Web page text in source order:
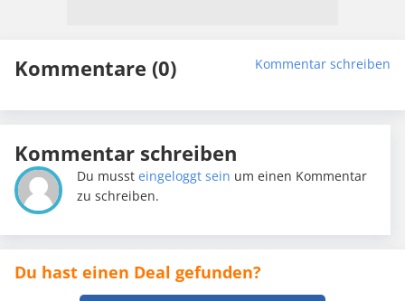
Kommentare (0) Kommentar schreiben
Kommentar schreiben
Du mussteingeloggt sein um einen Kommentar
zu schreiben.
Du hast einen Deal gefunden?